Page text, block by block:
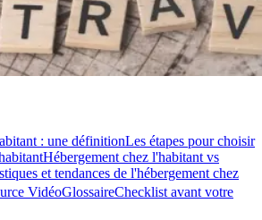
: une définitionLes étapes pour choisir
Hébergement chez l'habitant vs
et tendances de l'hébergement chez
VidéoGlossaireChecklist avant votre